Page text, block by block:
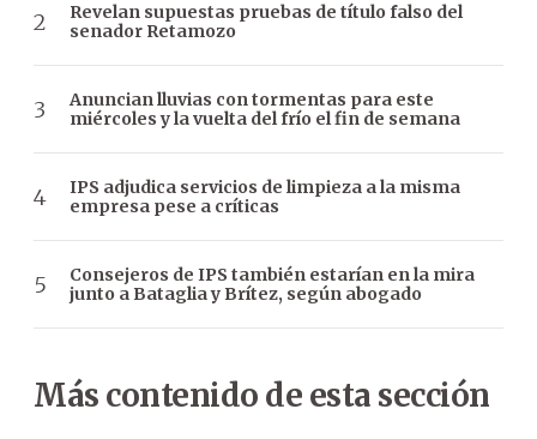
Revelan supuestas pruebas de título falso del
senador Retamozo
Anuncian lluvias con tormentas para este
miércoles y la vuelta del frío el fin de semana
IPS adjudica servicios de limpieza a la misma
empresa pese a críticas
Consejeros de IPS también estarían en la mira
junto a Bataglia y Brítez, según abogado
Más contenido de esta sección